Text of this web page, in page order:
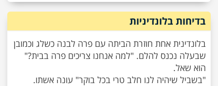
בדיחות בלונדיניות
בלונדינית אחת חוזרת הביתה עם פרה לבנה כשלג וכמובן
שבעלה נכנס להלם. "למה אנחנו צריכים פרה בבית?"
הוא שאל.
"בשביל שיהיה לנו חלב טרי בכל בוקר" עונה אשתו.